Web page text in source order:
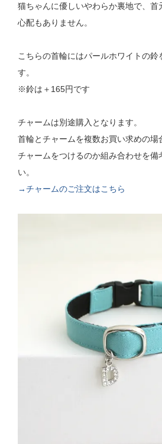
猫ちゃんに優しいやわらか裏地で、首
心配もありません。
こちらの首輪にはパールホワイトの鈴
す。
※鈴は＋165円です
チャームは別途購入となります。
首輪とチャームを複数お買い求めの場
チャームをつけるのか組み合わせを備
い。
→チャームのご注文はこちら